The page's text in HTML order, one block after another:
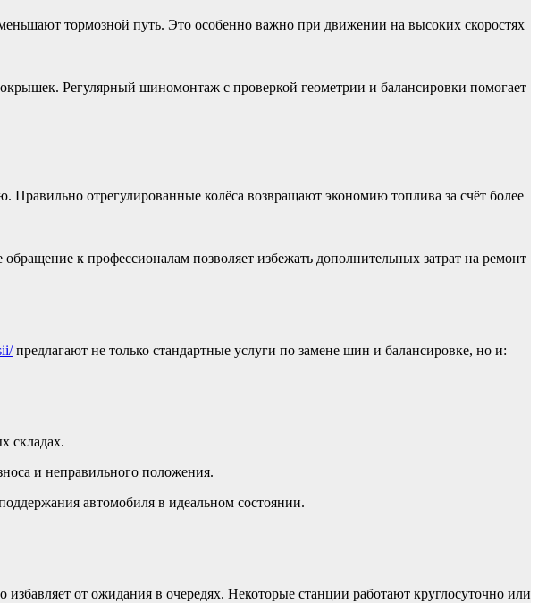
тормозной путь. Это особенно важно при движении на высоких скоростях
Регулярный шиномонтаж с проверкой геометрии и балансировки помогает
отрегулированные колёса возвращают экономию топлива за счёт более
к профессионалам позволяет избежать дополнительных затрат на ремонт
предлагают не только стандартные услуги по замене шин и балансировке, но и:
складах.
и неправильного положения.
автомобиля в идеальном состоянии.
от ожидания в очередях. Некоторые станции работают круглосуточно или